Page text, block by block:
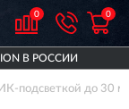
0 0
В РОССИИ
подсветкой до 30